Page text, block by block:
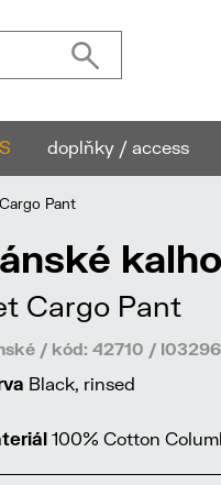
doplňky / access
Pant
Cargo Pant
/ kód: 42710 /
Black, rinsed
100% Cotton